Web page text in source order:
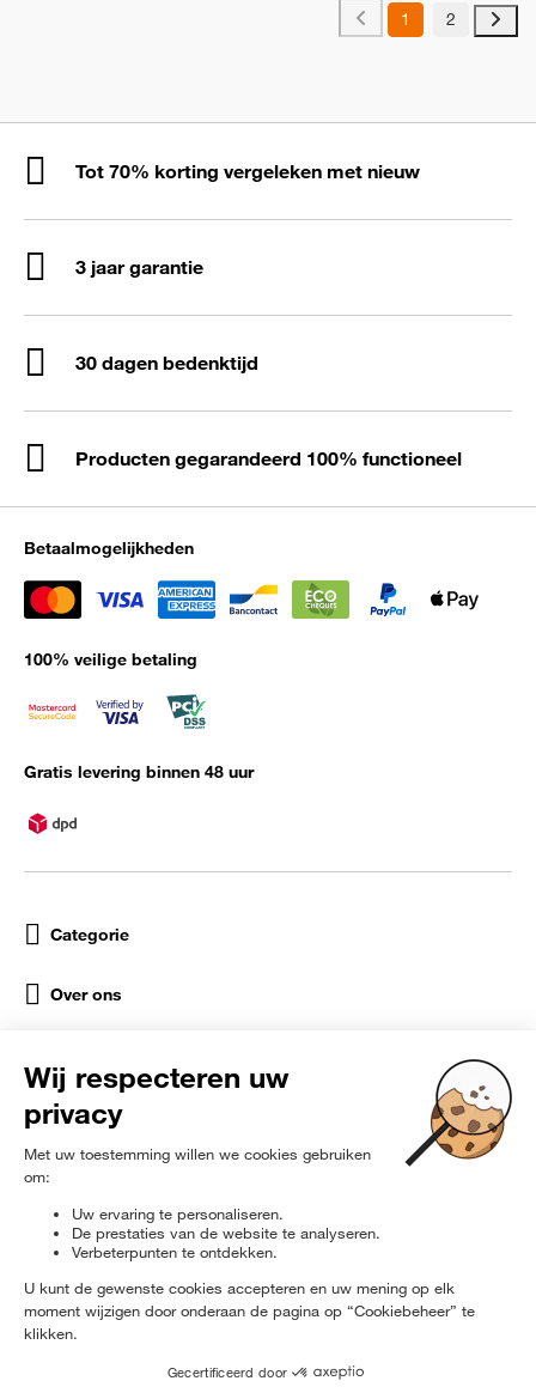
1 2
Tot 70% korting vergeleken met nieuw
3 jaar garantie
30 dagen bedenktijd
Producten gegarandeerd 100% functioneel
Betaalmogelijkheden
100% veilige betaling
Gratis levering binnen 48 uur
Categorie
Over ons
Sociale netwerken
rɘ furbished